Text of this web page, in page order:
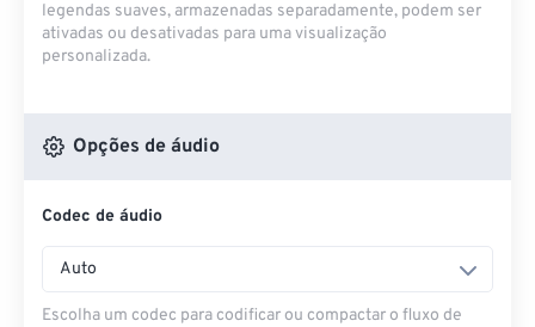
legendas suaves, armazenadas separadamente, podem ser
ativadas ou desativadas para uma visualização
personalizada.
Opções de áudio
Codec de áudio
Auto
Escolha um codec para codificar ou compactar o fluxo de